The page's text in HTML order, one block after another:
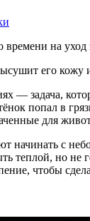
на уход
его
— задача,
попал в
для
начинать с
теплой, но
чтобы